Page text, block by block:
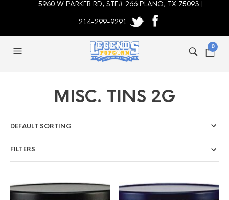
5960 W PARKER RD, STE# 266 PLANO, TX 75093 |
214-299-9291
0
MISC. TINS 2G
FILTERS